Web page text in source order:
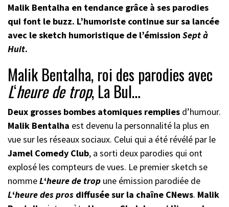
Malik Bentalha en tendance grâce à ses parodies
qui font le buzz. L’humoriste continue sur sa lancée
avec le sketch humoristique de l’émission Sept à
Huit.
Malik Bentalha, roi des parodies avec
L‘heure de trop, La Bul…
Deux grosses bombes atomiques remplies d’humour.
Malik Bentalha est devenu la personnalité la plus en
vue sur les réseaux sociaux. Celui qui a été révélé par le
Jamel Comedy Club, a sorti deux parodies qui ont
explosé les compteurs de vues. Le premier sketch se
nommeL‘heure de trop une émission parodiée de
L‘heure des pros diffusée sur la chaîne CNews. Malik